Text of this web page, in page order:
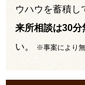
ウハウを蓄積し
来所相談は30分
い。
※事案により無